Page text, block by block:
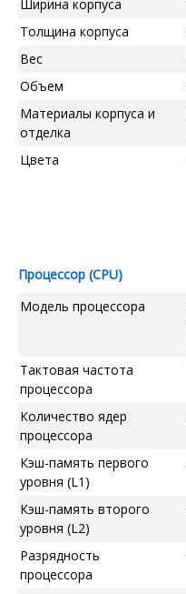
Ширина корпуса
Толщина корпуса
Вес
Объем
Материалы корпуса и
отделка
Цвета
Процессор (CPU)
Модель процессора
Тактовая частота
процессора
Количество ядер
процессора
Кэш-память первого
уровня (L1)
Кэш-память второго
уровня (L2)
Разрядность
процессора